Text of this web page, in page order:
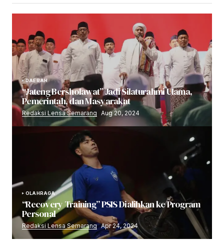
DAERAH
“Jateng Bersholawat” Jadi Silaturahmi Ulama,
Pemerintah, dan Masyarakat
Redaksi Lensa Semarang Aug 20, 2024
OLAHRAGA
“Recovery Training” PSIS Dialihkan ke Program
Personal
Redaksi Lensa Semarang Apr 24, 2024